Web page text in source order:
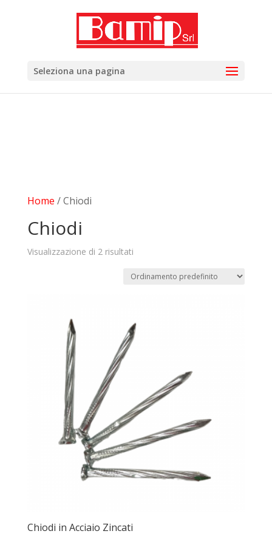
'woocommerce_hide_category_count' ); function
woocommerce_hide_category_count() { // lasciare la
Seleziona una pagina
Home / Chiodi
Chiodi
Visualizzazione di 2 risultati
Chiodi in Acciaio Zincati